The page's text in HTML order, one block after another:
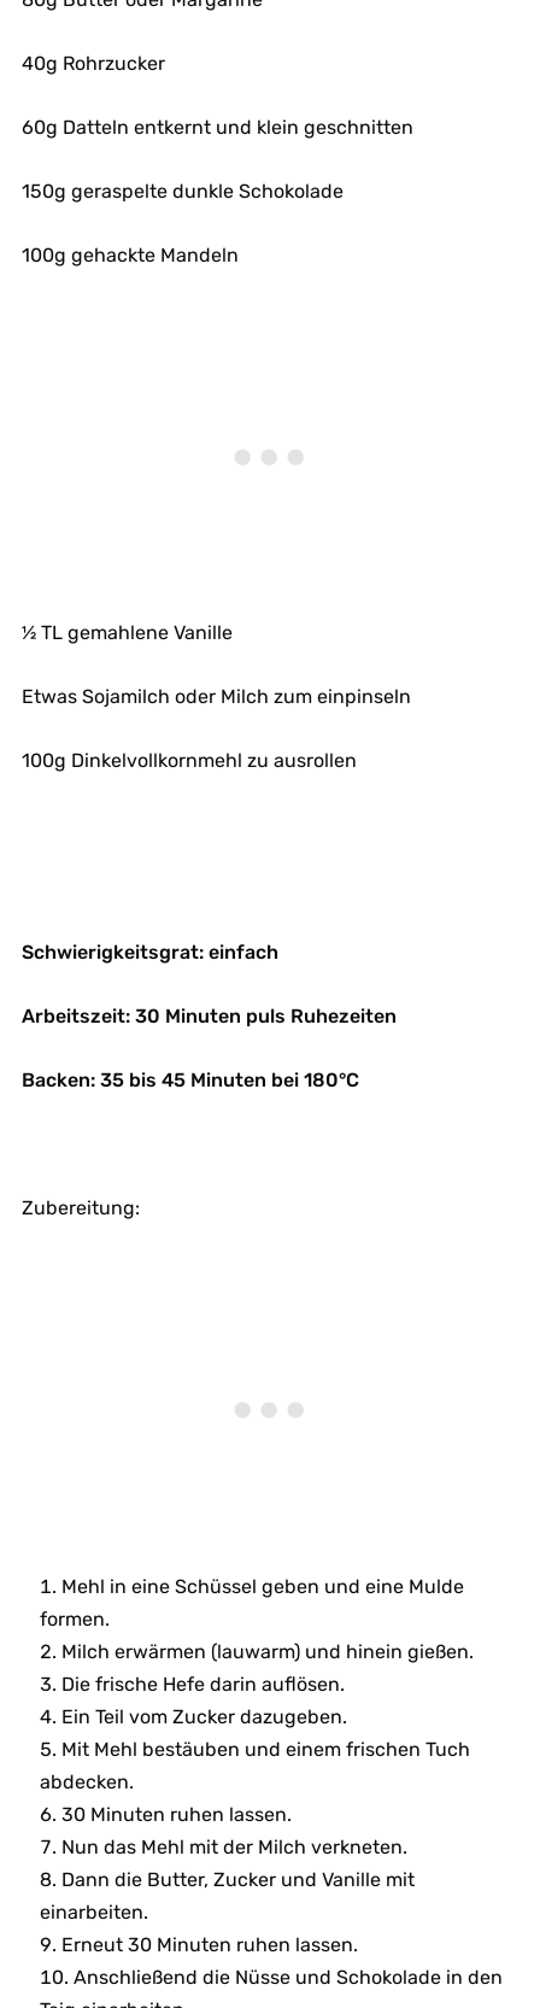
40g Rohrzucker
60g Datteln entkernt und klein geschnitten
150g geraspelte dunkle Schokolade
100g gehackte Mandeln
½ TL gemahlene Vanille
Etwas Sojamilch oder Milch zum einpinseln
100g Dinkelvollkornmehl zu ausrollen
Schwierigkeitsgrat: einfach
Arbeitszeit: 30 Minuten puls Ruhezeiten
Backen: 35 bis 45 Minuten bei 180°C
Zubereitung:
Mehl in eine Schüssel geben und eine Mulde
formen.
Milch erwärmen (lauwarm) und hinein gießen.
Die frische Hefe darin auflösen.
Ein Teil vom Zucker dazugeben.
Mit Mehl bestäuben und einem frischen Tuch
abdecken.
30 Minuten ruhen lassen.
Nun das Mehl mit der Milch verkneten.
Dann die Butter, Zucker und Vanille mit
einarbeiten.
Erneut 30 Minuten ruhen lassen.
Anschließend die Nüsse und Schokolade in den